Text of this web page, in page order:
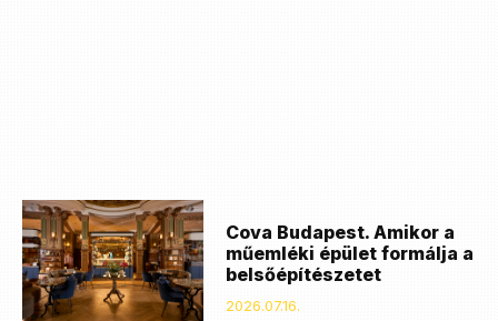
Cova Budapest. Amikor a
műemléki épület formálja a
belsőépítészetet
2026.07.16.